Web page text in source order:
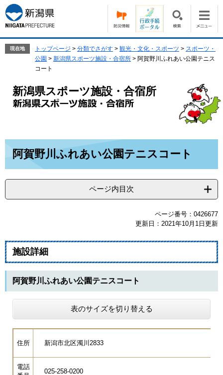
ー
ジ
の
ニ
ュ
ー
現在地 トップページ > 分類でさがす > 観光・文化・スポーツ > スポーツ・
公園 > 新潟県スポーツ施設・合宿所 > 阿賀野川ふれあい公園テニス
コート
新潟県スポーツ施設・合宿所
阿賀野川ふれあい公園テニスコート
ページ内目次
ページ番号：0426677
更新日：2021年10月1日更新
施設詳細
阿賀野川ふれあい公園テニスコート
表のサイズを切り替える
住所 新潟市北区濁川2833
電話
025-258-0200